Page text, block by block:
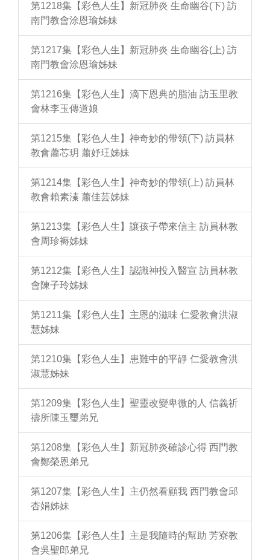
第1218集【彩色人生】新冠肺炎 生命幽谷(下) 訪
南門教會涂恩瑜姊妹
第1217集【彩色人生】新冠肺炎 生命幽谷(上) 訪
南門教會涂恩瑜姊妹
第1216集【彩色人生】滴下恩典的脂油 訪玉里教
會林李玉傳道娘
第1215集【彩色人生】神奇妙的帶領(下) 訪員林
教會蕭芯玥 蕭妤玨姊妹
第1214集【彩色人生】神奇妙的帶領(上) 訪員林
教會賴素溱 蕭佳芸姊妹
第1213集【彩色人生】讓孩子帶來信主 訪員林教
會周珍褥姊妹
第1212集【彩色人生】認識神投入醫宣 訪員林教
會陳子玲姊妹
第1211集【彩色人生】主恩的滋味 仁愛教會洪淑
慧姊妹
第1210集【彩色人生】患難中的平靜 仁愛教會洪
淑慧姊妹
第1209集【彩色人生】聖靈改變卑微的人 信義祈
禱所陳玉璽弟兄
第1208集【彩色人生】新冠肺炎確診心得 西門教
會鄭榮恩弟兄
第1207集【彩色人生】主仍然看顧我 西門教會邱
杏娟姊妹
第1206集【彩色人生】主是我隨時的幫助 芳寮教
會吳聖郎弟兄